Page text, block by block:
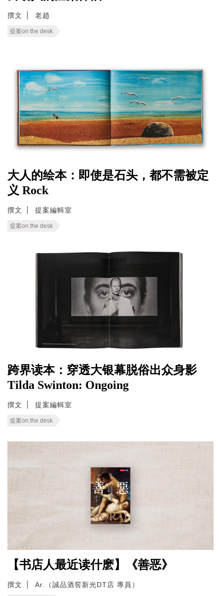
撰文 老趙
提案on the desk
大人的绘本：即使是石头，都不需被定
义 Rock
撰文 提案編輯室
提案on the desk
跨界读本：穿透大银幕脱俗出众身影
Tilda Swinton: Ongoing
撰文 提案編輯室
提案on the desk
【书店人最近读什麽】《善恶》
撰文 Ar.（誠品酒窖新光DT店 專員）